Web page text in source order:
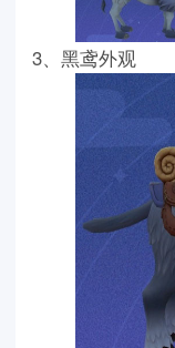
3、黑鸢外观